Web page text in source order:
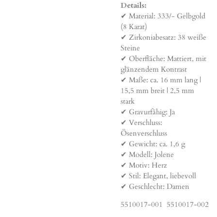
Details:
✔ Material: 333/- Gelbgold
(8 Karat)
✔ Zirkoniabesatz: 38 weiße
Steine
✔ Oberfläche: Mattiert, mit
glänzendem Kontrast
✔ Maße: ca. 16 mm lang |
15,5 mm breit | 2,5 mm
stark
✔ Gravurfähig: Ja
✔ Verschluss:
Ösenverschluss
✔ Gewicht: ca. 1,6 g
✔ Modell: Jolene
✔ Motiv: Herz
✔ Stil: Elegant, liebevoll
✔ Geschlecht: Damen
5510017-001 5510017-002